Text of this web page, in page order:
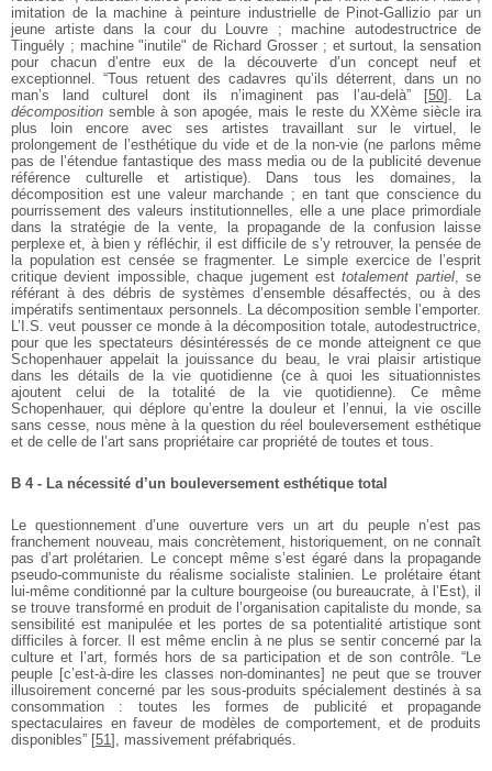
imitation de la machine à peinture industrielle de Pinot-Gallizio par un
jeune artiste dans la cour du Louvre ; machine autodestructrice de
Tinguély ; machine "inutile" de Richard Grosser ; et surtout, la sensation
pour chacun d’entre eux de la découverte d’un concept neuf et
exceptionnel. “Tous retuent des cadavres qu’ils déterrent, dans un no
man’s land culturel dont ils n’imaginent pas l’au-delà”[50] . La
décomposition semble à son apogée, mais le reste du XXème siècle ira
plus loin encore avec ses artistes travaillant sur le virtuel, le
prolongement de l’esthétique du vide et de la non-vie (ne parlons même
pas de l’étendue fantastique des mass media ou de la publicité devenue
référence culturelle et artistique). Dans tous les domaines, la
décomposition est une valeur marchande ; en tant que conscience du
pourrissement des valeurs institutionnelles, elle a une place primordiale
dans la stratégie de la vente, la propagande de la confusion laisse
perplexe et, à bien y réfléchir, il est difficile de s’y retrouver, la pensée de
la population est censée se fragmenter. Le simple exercice de l’esprit
critique devient impossible, chaque jugement esttotalement partiel, se
référant à des débris de systèmes d’ensemble désaffectés, ou à des
impératifs sentimentaux personnels. La décomposition semble l’emporter.
L’I.S. veut pousser ce monde à la décomposition totale, autodestructrice,
pour que les spectateurs désintéressés de ce monde atteignent ce que
Schopenhauer appelait la jouissance du beau, le vrai plaisir artistique
dans les détails de la vie quotidienne (ce à quoi les situationnistes
ajoutent celui de la totalité de la vie quotidienne). Ce même
Schopenhauer, qui déplore qu’entre la douleur et l’ennui, la vie oscille
sans cesse, nous mène à la question du réel bouleversement esthétique
et de celle de l’art sans propriétaire car propriété de toutes et tous.
B 4 - La nécessité d’un bouleversement esthétique total
Le questionnement d’une ouverture vers un art du peuple n’est pas
franchement nouveau, mais concrètement, historiquement, on ne connaît
pas d’art prolétarien. Le concept même s’est égaré dans la propagande
pseudo-communiste du réalisme socialiste stalinien. Le prolétaire étant
lui-même conditionné par la culture bourgeoise (ou bureaucrate, à l’Est), il
se trouve transformé en produit de l’organisation capitaliste du monde, sa
sensibilité est manipulée et les portes de sa potentialité artistique sont
difficiles à forcer. Il est même enclin à ne plus se sentir concerné par la
culture et l’art, formés hors de sa participation et de son contrôle. “Le
peuple [c’est-à-dire les classes non-dominantes] ne peut que se trouver
illusoirement concerné par les sous-produits spécialement destinés à sa
consommation : toutes les formes de publicité et propagande
spectaculaires en faveur de modèles de comportement, et de produits
disponibles” [51] , massivement préfabriqués.